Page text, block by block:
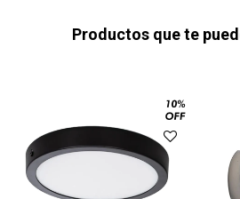
Productos que te